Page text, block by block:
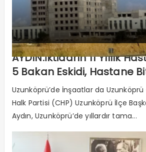
AYDIN:İktidarın 11 Yıllık
5 Bakan Eskidi, Hastane
Uzunköprü’de İnşaatlar da
Halk Partisi (CHP) Uzunköprü İlçe
Aydın, Uzunköprü’de yıllardır tama...